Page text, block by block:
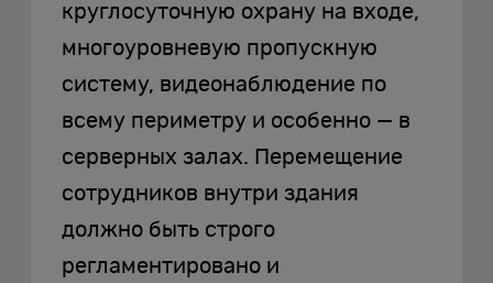
круглосуточную охрану на входе,
многоуровневую пропускную
систему, видеонаблюдение по
всему периметру и особенно — в
серверных залах. Перемещение
сотрудников внутри здания
должно быть строго
регламентировано и